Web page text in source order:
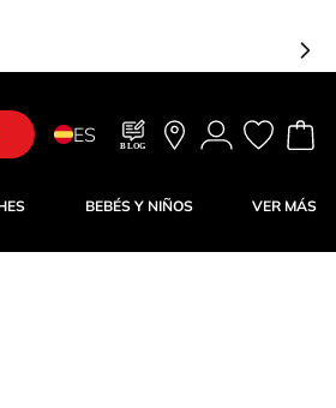
-15% dto
ES BLOG
BEBÉS Y NIÑOS VER MÁS